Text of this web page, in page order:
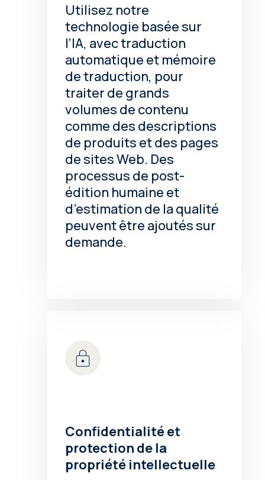
Utilisez notre
technologie basée sur
l’IA, avec traduction
automatique et mémoire
de traduction, pour
traiter de grands
volumes de contenu
comme des descriptions
de produits et des pages
de sites Web. Des
processus de post-
édition humaine et
d’estimation de la qualité
peuvent être ajoutés sur
demande.
Confidentialité et
protection de la
propriété intellectuelle